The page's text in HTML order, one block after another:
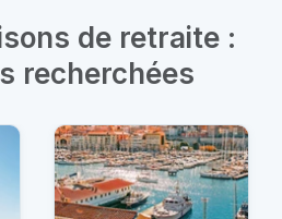
de retraite :
recherchées